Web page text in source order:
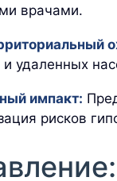
врачами.
и удаленных
импакт:
рисков